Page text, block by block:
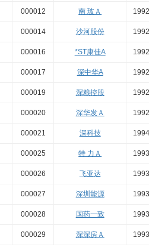
000012 南 玻Ａ
000014 沙河股份
000016 *ST康佳A
000017 深中华A
000019 深粮控股
000020 深华发Ａ
000021 深科技
000025 特 力Ａ
000026 飞亚达
000027 深圳能源
000028 国药一致
000029 深深房Ａ